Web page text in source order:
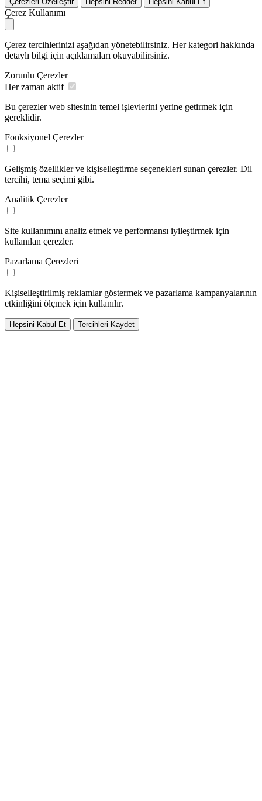
Çerez Kullanımı
Çerez tercihlerinizi aşağıdan yönetebilirsiniz. Her kategori hakkında
detaylı bilgi için açıklamaları okuyabilirsiniz.
Zorunlu Çerezler
Her zaman aktif
Bu çerezler web sitesinin temel işlevlerini yerine getirmek için
gereklidir.
Fonksiyonel Çerezler
Gelişmiş özellikler ve kişiselleştirme seçenekleri sunan çerezler. Dil
tercihi, tema seçimi gibi.
Analitik Çerezler
Site kullanımını analiz etmek ve performansı iyileştirmek için
kullanılan çerezler.
Pazarlama Çerezleri
Kişiselleştirilmiş reklamlar göstermek ve pazarlama kampanyalarının
etkinliğini ölçmek için kullanılır.
Hepsini Kabul Et Tercihleri Kaydet